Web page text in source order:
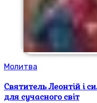
Молитва
Святитель Леонтій і
для сучасного світ